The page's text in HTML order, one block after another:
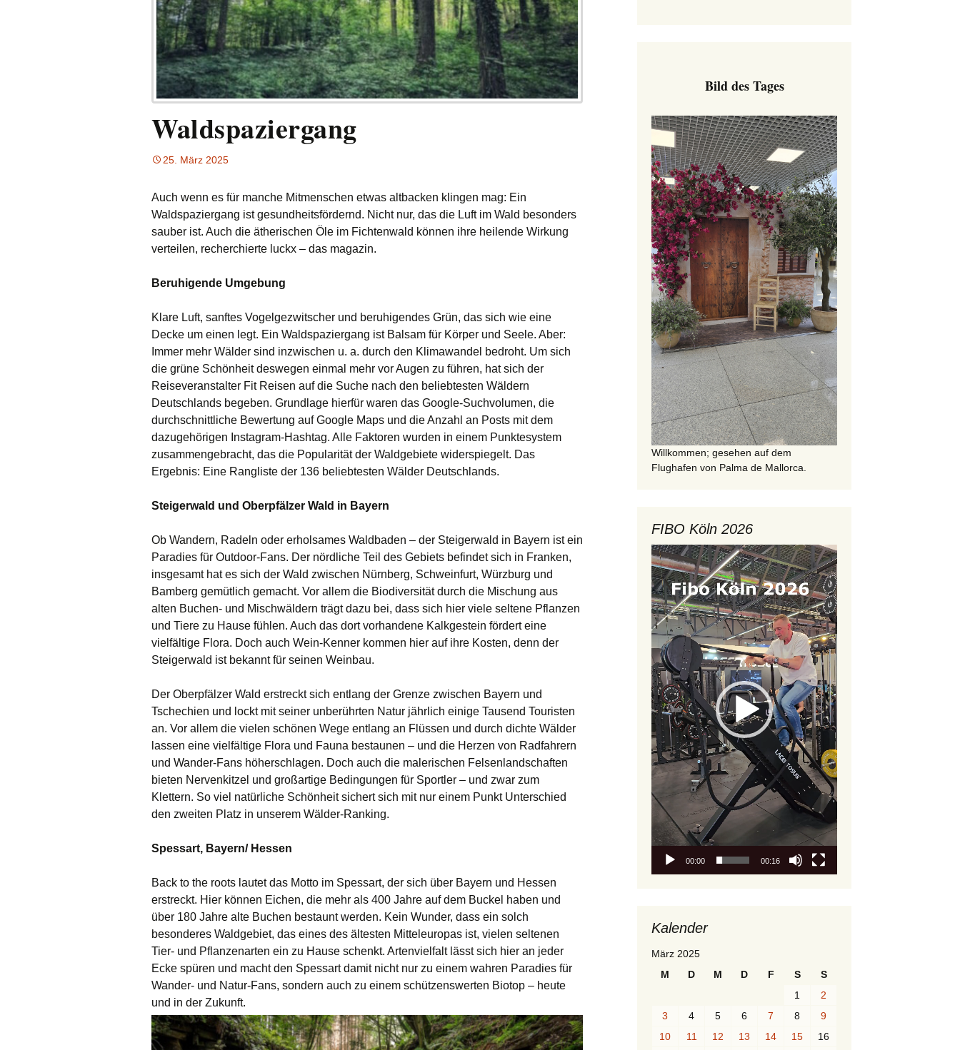
Waldspaziergang
25. März 2025
Auch wenn es für manche Mitmenschen etwas altbacken klingen mag: Ein
Waldspaziergang ist gesundheitsfördernd. Nicht nur, das die Luft im Wald besonders
sauber ist. Auch die ätherischen Öle im Fichtenwald können ihre heilende Wirkung
verteilen, recherchierte luckx – das magazin.
Beruhigende Umgebung
Klare Luft, sanftes Vogelgezwitscher und beruhigendes Grün, das sich wie eine
Decke um einen legt. Ein Waldspaziergang ist Balsam für Körper und Seele. Aber:
Immer mehr Wälder sind inzwischen u. a. durch den Klimawandel bedroht. Um sich
die grüne Schönheit deswegen einmal mehr vor Augen zu führen, hat sich der
Reiseveranstalter Fit Reisen auf die Suche nach den beliebtesten Wäldern
Deutschlands begeben. Grundlage hierfür waren das Google-Suchvolumen, die
durchschnittliche Bewertung auf Google Maps und die Anzahl an Posts mit dem
dazugehörigen Instagram-Hashtag. Alle Faktoren wurden in einem Punktesystem
zusammengebracht, das die Popularität der Waldgebiete widerspiegelt. Das
Ergebnis: Eine Rangliste der 136 beliebtesten Wälder Deutschlands.
Steigerwald und Oberpfälzer Wald in Bayern
Ob Wandern, Radeln oder erholsames Waldbaden –­ der Steigerwald in Bayern ist ein
Paradies für Outdoor-Fans. Der nördliche Teil des Gebiets befindet sich in Franken,
insgesamt hat es sich der Wald zwischen Nürnberg, Schweinfurt, Würzburg und
Bamberg gemütlich gemacht. Vor allem die Biodiversität durch die Mischung aus
alten Buchen- und Mischwäldern trägt dazu bei, dass sich hier viele seltene Pflanzen
und Tiere zu Hause fühlen. Auch das dort vorhandene Kalkgestein fördert eine
vielfältige Flora. Doch auch Wein-Kenner kommen hier auf ihre Kosten, denn der
Steigerwald ist bekannt für seinen Weinbau.
Der Oberpfälzer Wald erstreckt sich entlang der Grenze zwischen Bayern und
Tschechien und lockt mit seiner unberührten Natur jährlich einige Tausend Touristen
an. Vor allem die vielen schönen Wege entlang an Flüssen und durch dichte Wälder
lassen eine vielfältige Flora und Fauna bestaunen – und die Herzen von Radfahrern
und Wander-Fans höherschlagen. Doch auch die malerischen Felsenlandschaften
bieten Nervenkitzel und großartige Bedingungen für Sportler – und zwar zum
Klettern. So viel natürliche Schönheit sichert sich mit nur einem Punkt Unterschied
den zweiten Platz in unserem Wälder-Ranking.
Spessart, Bayern/ Hessen
Back to the roots lautet das Motto im Spessart, der sich über Bayern und Hessen
erstreckt. Hier können Eichen, die mehr als 400 Jahre auf dem Buckel haben und
über 180 Jahre alte Buchen bestaunt werden. Kein Wunder, dass ein solch
besonderes Waldgebiet, das eines des ältesten Mitteleuropas ist, vielen seltenen
Tier- und Pflanzenarten ein zu Hause schenkt. Artenvielfalt lässt sich hier an jeder
Ecke spüren und macht den Spessart damit nicht nur zu einem wahren Paradies für
Wander- und Natur-Fans, sondern auch zu einem schützenswerten Biotop – heute
und in der Zukunft.
Bild des Tages
Willkommen; gesehen auf dem
Flughafen von Palma de Mallorca.
FIBO Köln 2026
Video-
Player
00:00 00:16
Kalender
März 2025
M
D M D F S
S
1
2
3
4 5 6 7 8
9
10
11 12 13 14 15
16